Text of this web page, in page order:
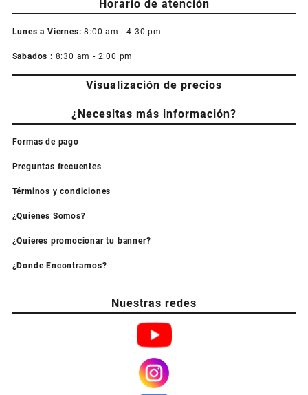
Horario de atención
Lunes a Viernes: 8:00 am - 4:30 pm
Sabados : 8:30 am - 2:00 pm
Visualización de precios
¿Necesitas más información?
Formas de pago
Preguntas frecuentes
Términos y condiciones
¿Quienes Somos?
¿Quieres promocionar tu banner?
¿Donde Encontrarnos?
Nuestras redes